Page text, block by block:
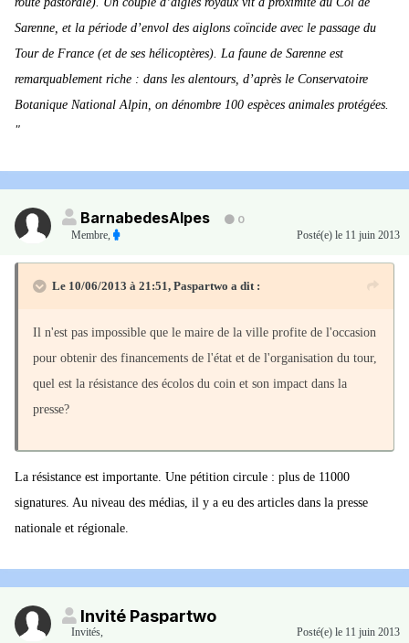
Sarenne, et la période d’envol des aiglons coïncide avec le passage du
Tour de France (et de ses hélicoptères). La faune de Sarenne est
remarquablement riche : dans les alentours, d’après le Conservatoire
Botanique National Alpin, on dénombre 100 espèces animales protégées.
"
BarnabedesAlpes
0
Membre, Posté(e) le 11 juin 2013
Le 10/06/2013 à 21:51, Paspartwo a dit :
Il n'est pas impossible que le maire de la ville profite de l'occasion
pour obtenir des financements de l'état et de l'organisation du tour,
quel est la résistance des écolos du coin et son impact dans la
presse?
La résistance est importante. Une pétition circule : plus de 11000
signatures. Au niveau des médias, il y a eu des articles dans la presse
nationale et régionale.
Invité Paspartwo
Invités, Posté(e) le 11 juin 2013